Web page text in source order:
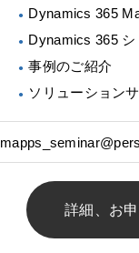
Dynamics 365
Dynamics 365 シ
事例のご紹介
ソリューション
詳細、お